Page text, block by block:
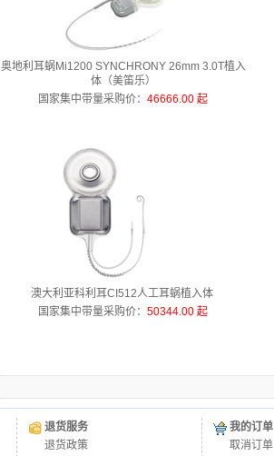
奥地利耳蜗Mi1200 SYNCHRONY 26mm 3.0T植入
体（美笛乐）
国家集中带量采购价：46666.00 起
澳大利亚科利耳CI512人工耳蜗植入体
国家集中带量采购价：50344.00 起
退货服务
退货政策
我的订单
取消订单